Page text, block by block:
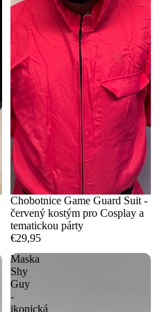
Chobotnice Game Guard Suit -
červený kostým pro Cosplay a
tematickou párty
€29,95
Maska
Shy
Guy
-
ikonická